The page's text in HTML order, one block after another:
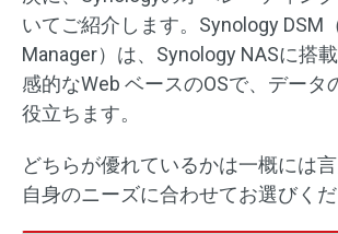
いてご紹介します。Synology DSM
Manager）は、Synology NASに搭
感的なWeb ベースのOSで、データ
役立ちます。
どちらが優れているかは一概には
自身のニーズに合わせてお選びくだ